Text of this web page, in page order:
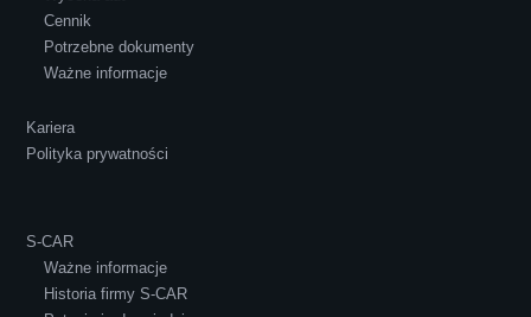
Cennik
Potrzebne dokumenty
Ważne informacje
Kariera
Polityka prywatności
S-CAR
Ważne informacje
Historia firmy S-CAR